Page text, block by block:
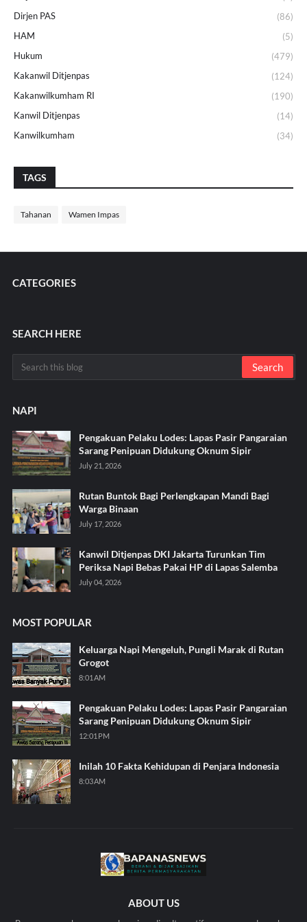
Dirjen PAS
(86)
HAM
(5)
Hukum
(479)
Kakanwil Ditjenpas
(124)
Kakanwilkumham RI
(190)
Kanwil Ditjenpas
(14)
Kanwilkumham
(34)
TAGS
Tahanan Wamen Impas
CATEGORIES
SEARCH HERE
NAPI
Pengakuan Pelaku Lodes: Lapas Pasir Pangaraian
Sarang Penipuan Didukung Oknum Sipir
July 21, 2026
Rutan Buntok Bagi Perlengkapan Mandi Bagi
Warga Binaan
July 17, 2026
Kanwil Ditjenpas DKI Jakarta Turunkan Tim
Periksa Napi Bebas Pakai HP di Lapas Salemba
July 04, 2026
MOST POPULAR
Keluarga Napi Mengeluh, Pungli Marak di Rutan
Grogot
8:01 AM
Pengakuan Pelaku Lodes: Lapas Pasir Pangaraian
Sarang Penipuan Didukung Oknum Sipir
12:01 PM
Inilah 10 Fakta Kehidupan di Penjara Indonesia
8:03 AM
ABOUT US